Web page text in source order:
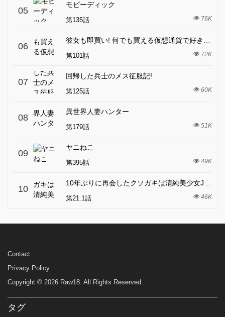
05
モビーディック
第135話 76K
06
彼女も即買い! 何でも買える仮想通貨で好き放題
第101話 72K
07
回帰した兵士のメス征服記!
第125話 60K
08
異世界人妻ハンター
第179話 51K
09
ヤニねこ
第395話 49K
10
10年ぶりに再会したクソガキは清純美少女JKに成長していた
第21.1話 46K
Contact
Privacy Policy
Copyright © 2026 Raw18. All Rights Reserved.
タグ